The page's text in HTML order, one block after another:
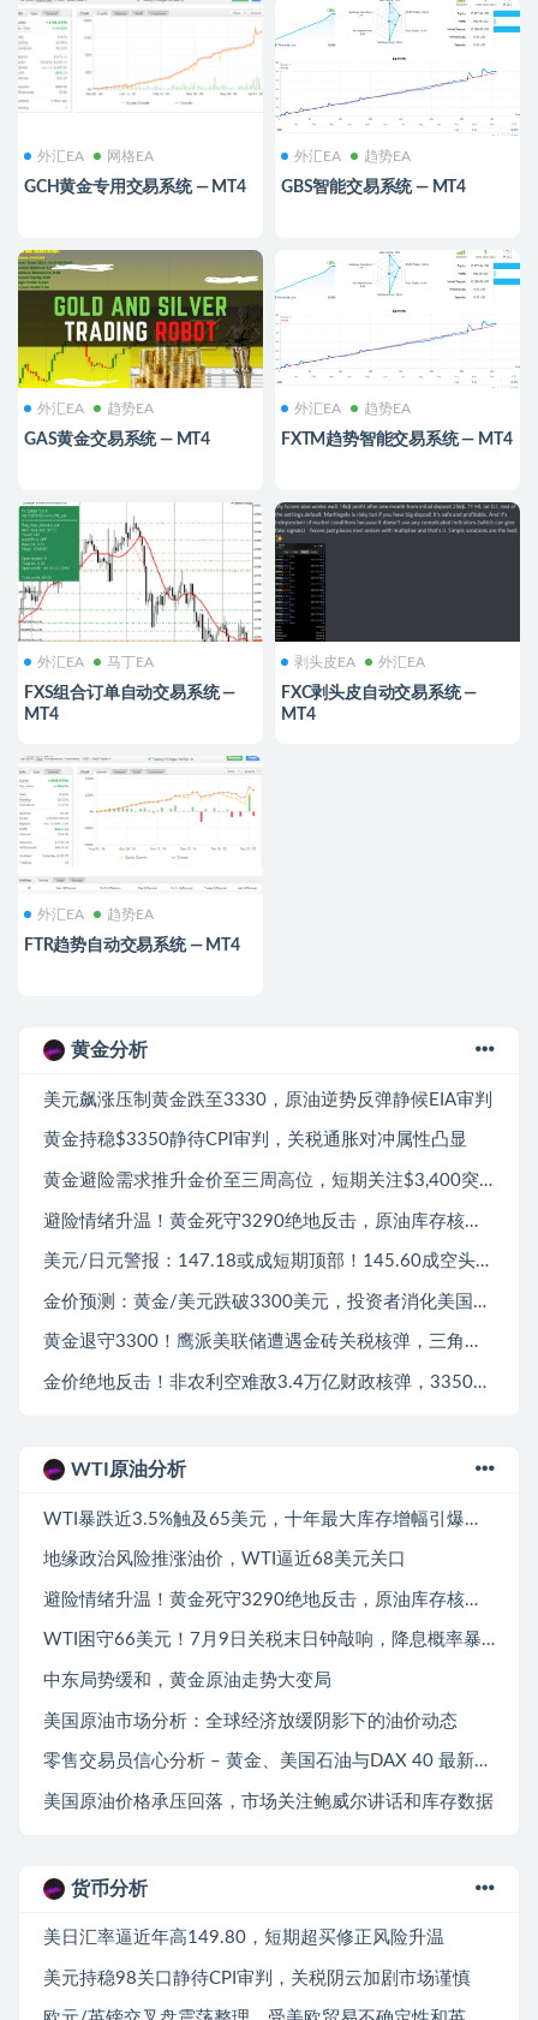
外汇EA 网格EA
GCH黄金专用交易系统 — MT4
外汇EA 趋势EA
GBS智能交易系统 — MT4
外汇EA 趋势EA
GAS黄金交易系统 — MT4
外汇EA 趋势EA
FXTM趋势智能交易系统 — MT4
外汇EA 马丁EA
FXS组合订单自动交易系统 —
MT4
剥头皮EA 外汇EA
FXC剥头皮自动交易系统 —
MT4
外汇EA 趋势EA
FTR趋势自动交易系统 — MT4
黄金分析
美元飙涨压制黄金跌至3330，原油逆势反弹静候EIA审判
黄金持稳$3350静待CPI审判，关税通胀对冲属性凸显
黄金避险需求推升金价至三周高位，短期关注$3,400突破
避险情绪升温！黄金死守3290绝地反击，原油库存核爆难阻地缘溢价
美元/日元警报：147.18或成短期顶部！145.60成空头首攻目标——大华银行
金价预测：黄金/美元跌破3300美元，投资者消化美国关税紧张情绪
黄金退守3300！鹰派美联储遭遇金砖关税核弹，三角破位倒计时启动
金价绝地反击！非农利空难敌3.4万亿财政核弹，3350成多空生死线
WTI原油分析
WTI暴跌近3.5%触及65美元，十年最大库存增幅引爆需求恐慌
地缘政治风险推涨油价，WTI逼近68美元关口
避险情绪升温！黄金死守3290绝地反击，原油库存核爆难阻地缘溢价
WTI困守66美元！7月9日关税末日钟敲响，降息概率暴跌引爆多空混战
中东局势缓和，黄金原油走势大变局
美国原油市场分析：全球经济放缓阴影下的油价动态
零售交易员信心分析 – 黄金、美国石油与DAX 40 最新趋势
美国原油价格承压回落，市场关注鲍威尔讲话和库存数据
货币分析
美日汇率逼近年高149.80，短期超买修正风险升温
美元持稳98关口静待CPI审判，关税阴云加剧市场谨慎